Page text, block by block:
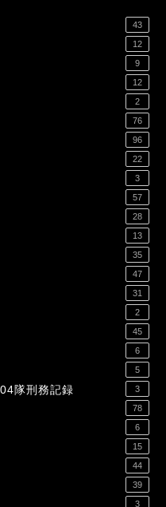
43
12
9
12
2
76
96
22
3
57
28
13
35
47
31
2
45
6
5
隊刑務記録 3
78
6
15
44
39
3